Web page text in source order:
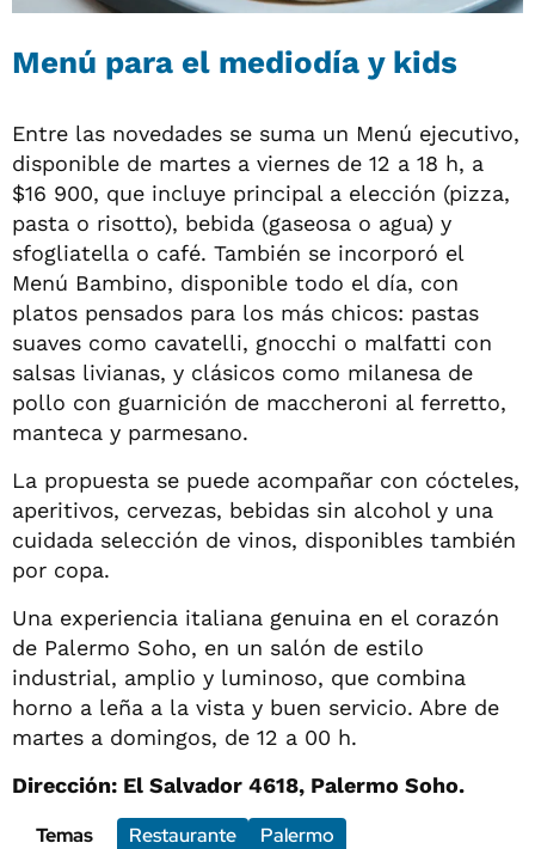
Menú para el mediodía y kids
Entre las novedades se suma un Menú ejecutivo,
disponible de martes a viernes de 12 a 18 h, a
$16 900, que incluye principal a elección (pizza,
pasta o risotto), bebida (gaseosa o agua) y
sfogliatella o café. También se incorporó el
Menú Bambino, disponible todo el día, con
platos pensados para los más chicos: pastas
suaves como cavatelli, gnocchi o malfatti con
salsas livianas, y clásicos como milanesa de
pollo con guarnición de maccheroni al ferretto,
manteca y parmesano.
La propuesta se puede acompañar con cócteles,
aperitivos, cervezas, bebidas sin alcohol y una
cuidada selección de vinos, disponibles también
por copa.
Una experiencia italiana genuina en el corazón
de Palermo Soho, en un salón de estilo
industrial, amplio y luminoso, que combina
horno a leña a la vista y buen servicio. Abre de
martes a domingos, de 12 a 00 h.
Dirección: El Salvador 4618, Palermo Soho.
Temas
Restaurante Palermo